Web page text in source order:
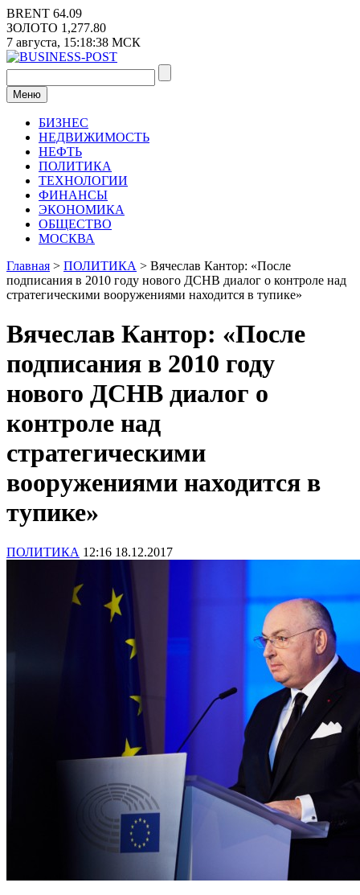
Перейти
к
содержимому
BRENT 64.09
ЗОЛОТО 1,277.80
7 августа, 15:18:38 МСК
Меню
БИЗНЕС
НЕДВИЖИМОСТЬ
НЕФТЬ
ПОЛИТИКА
ТЕХНОЛОГИИ
ФИНАНСЫ
ЭКОНОМИКА
ОБЩЕСТВО
МОСКВА
Главная > ПОЛИТИКА > Вячеслав Кантор: «После
подписания в 2010 году нового ДСНВ диалог о контроле над
стратегическими вооружениями находится в тупике»
Вячеслав Кантор: «После
подписания в 2010 году
нового ДСНВ диалог о
контроле над
стратегическими
вооружениями находится в
тупике»
ПОЛИТИКА 12:16 18.12.2017